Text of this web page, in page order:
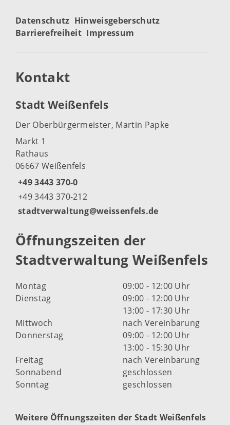
Datenschutz Hinweisgeberschutz
Barrierefreiheit Impressum
Kontakt
Stadt Weißenfels
Der Oberbürgermeister, Martin Papke
Markt 1
Rathaus
06667 Weißenfels
+49 3443 370-0
+49 3443 370-212
stadtverwaltung@weissenfels.de
Öffnungszeiten der
Stadtverwaltung Weißenfels
Montag
09:00 - 12:00 Uhr
Dienstag
09:00 - 12:00 Uhr
13:00 - 17:30 Uhr
Mittwoch
nach Vereinbarung
Donnerstag
09:00 - 12:00 Uhr
13:00 - 15:30 Uhr
Freitag
nach Vereinbarung
Sonnabend
geschlossen
Sonntag
geschlossen
Weitere Öffnungszeiten der Stadt Weißenfels